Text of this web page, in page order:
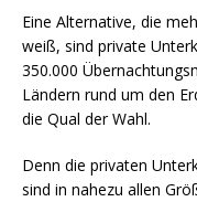
Eine Alternative, die
weiß, sind private
350.000
Ländern rund um den
die Qual der Wahl.
Denn die privaten
sind in nahezu allen